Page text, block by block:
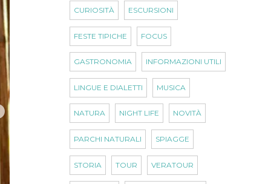
CURIOSITÀ ESCURSIONI
FESTE TIPICHE FOCUS
GASTRONOMIA INFORMAZIONI UTILI
LINGUE E DIALETTI MUSICA
NATURA NIGHT LIFE NOVITÀ
PARCHI NATURALI SPIAGGE
STORIA TOUR VERATOUR